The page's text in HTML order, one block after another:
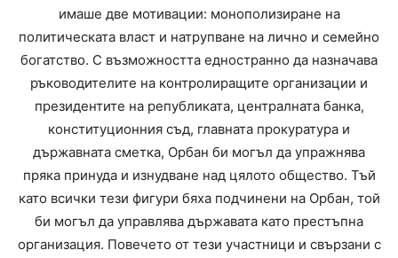
имаше две мотивации: монополизиране на
политическата власт и натрупване на лично и семейно
богатство. С възможността едностранно да назначава
ръководителите на контролиращите организации и
президентите на републиката, централната банка,
конституционния съд, главната прокуратура и
държавната сметка, Орбан би могъл да упражнява
пряка принуда и изнудване над цялото общество. Тъй
като всички тези фигури бяха подчинени на Орбан, той
би могъл да управлява държавата като престъпна
организация. Повечето от тези участници и свързани с